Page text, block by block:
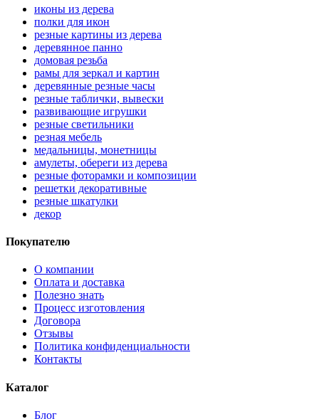
иконы из дерева
полки для икон
резные картины из дерева
деревянное панно
домовая резьба
рамы для зеркал и картин
деревянные резные часы
резные таблички, вывески
развивающие игрушки
резные светильники
резная мебель
медальницы, монетницы
амулеты, обереги из дерева
резные фоторамки и композиции
решетки декоративные
резные шкатулки
декор
Покупателю
О компании
Оплата и доставка
Полезно знать
Процесс изготовления
Договора
Отзывы
Политика конфиденциальности
Контакты
Каталог
Блог